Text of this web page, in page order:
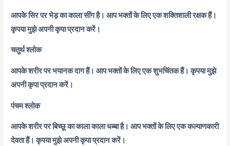
आपके सिर पर भेड़ का काला सींग है। आप भक्तों के लिए एक शक्तिशाली रक्षक हैं।
कृपया मुझे अपनी कृपा प्रदान करें।
चतुर्थ श्लोक
आपके शरीर पर भयानक दाग हैं। आप भक्तों के लिए एक शुभचिंतक हैं। कृपया मुझे
अपनी कृपा प्रदान करें।
पंचम श्लोक
आपके शरीर पर बिच्छू का काला काला धब्बा है। आप भक्तों के लिए एक कल्याणकारी
देवता हैं। कृपया मुझे अपनी कृपा प्रदान करें।